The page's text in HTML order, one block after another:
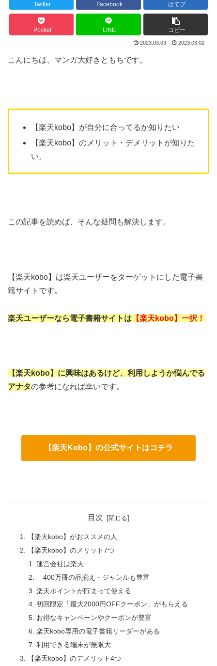
Twitter Facebook はてブ
Pocket LINE コピー
2023.03.03 2023.03.02
こんにちは、マンガ大好きともちです。
【楽天kobo】が自分に合ってるか知りたい
【楽天kobo】のメリット・デメリットが知りた
い。
この記事を読めば、そんな疑問も解決します。
【楽天kobo】は楽天ユーザーをターゲットにした電子書
籍サイトです。
楽天ユーザーなら電子書籍サイトは 【楽天kobo】一択！
【楽天kobo】に興味はあるけど、利用しようか悩んでる
アナタの参考になれば幸いです。
【楽天Kobo】の公式サイトはコチラ
目次
【楽天kobo】がおススメの人
【楽天kobo】のメリット7つ
運営会社は楽天
400万冊の品揃え・ジャンルも豊富
楽天ポイントが貯まって使える
初回限定「最大2000円OFFクーポン」がもらえる
お得なキャンペーンやクーポンが豊富
楽天kobo専用の電子書籍リーダーがある
利用できる端末が無限大
【楽天kobo】のデメリット4つ